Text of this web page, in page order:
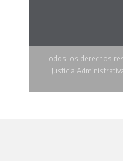
Todos los derechos
Justicia